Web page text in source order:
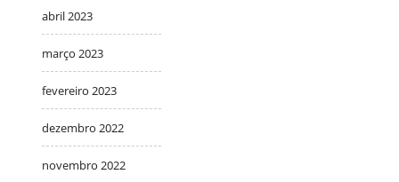
abril 2023
março 2023
fevereiro 2023
dezembro 2022
novembro 2022